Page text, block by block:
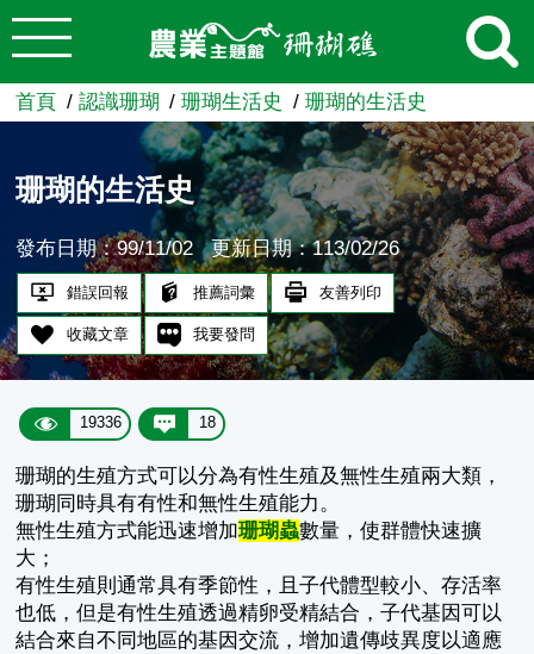
跳到主要內容
農業知識入口網
首頁 認識珊瑚 珊瑚生活史 珊瑚的生活史
珊瑚的生活史
發布日期：99/11/02 更新日期：113/02/26
錯誤回報 推薦詞彙 友善列印
收藏文章 我要發問
19336 18
珊瑚的生殖方式可以分為有性生殖及無性生殖兩大類，
珊瑚同時具有有性和無性生殖能力。
無性生殖方式能迅速增加珊瑚蟲數量，使群體快速擴
大；
有性生殖則通常具有季節性，且子代體型較小、存活率
也低，但是有性生殖透過精卵受精結合，子代基因可以
結合來自不同地區的基因交流，增加遺傳歧異度以適應